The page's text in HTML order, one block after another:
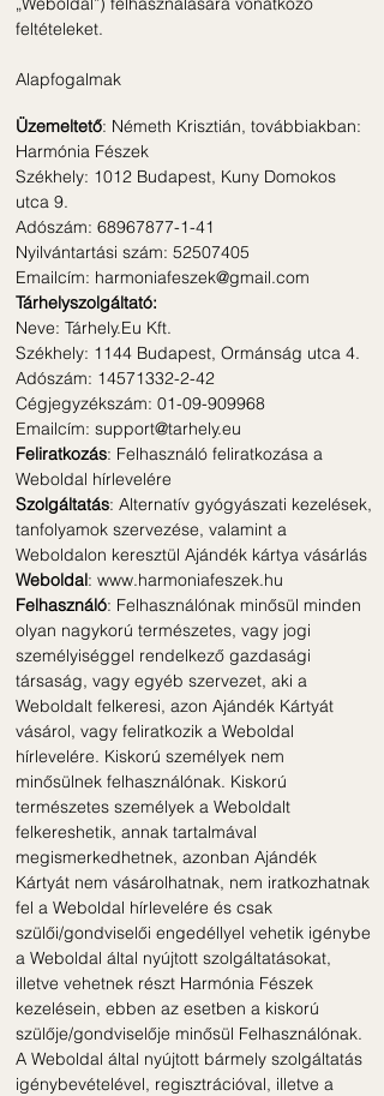
feltételeket.
Alapfogalmak
Üzemeltető: Németh Krisztián, továbbiakban:
Harmónia Fészek
Székhely: 1012 Budapest, Kuny Domokos
utca 9.
Adószám: 68967877-1-41
Nyilvántartási szám: 52507405
Emailcím: harmoniafeszek@gmail.com
Tárhelyszolgáltató:
Neve: Tárhely.Eu Kft.
Székhely: 1144 Budapest, Ormánság utca 4.
Adószám: 14571332-2-42
Cégjegyzékszám: 01-09-909968
Emailcím: support@tarhely.eu
Feliratkozás: Felhasználó feliratkozása a
Weboldal hírlevelére
Szolgáltatás: Alternatív gyógyászati kezelések,
tanfolyamok szervezése, valamint a
Weboldalon keresztül Ajándék kártya vásárlás
Weboldal: www.harmoniafeszek.hu
Felhasználó: Felhasználónak minősül minden
olyan nagykorú természetes, vagy jogi
személyiséggel rendelkező gazdasági
társaság, vagy egyéb szervezet, aki a
Weboldalt felkeresi, azon Ajándék Kártyát
vásárol, vagy feliratkozik a Weboldal
hírlevelére. Kiskorú személyek nem
minősülnek felhasználónak. Kiskorú
természetes személyek a Weboldalt
felkereshetik, annak tartalmával
megismerkedhetnek, azonban Ajándék
Kártyát nem vásárolhatnak, nem iratkozhatnak
fel a Weboldal hírlevelére és csak
szülői/gondviselői engedéllyel vehetik igénybe
a Weboldal által nyújtott szolgáltatásokat,
illetve vehetnek részt Harmónia Fészek
kezelésein, ebben az esetben a kiskorú
szülője/gondviselője minősül Felhasználónak.
A Weboldal által nyújtott bármely szolgáltatás
igénybevételével, regisztrációval, illetve a